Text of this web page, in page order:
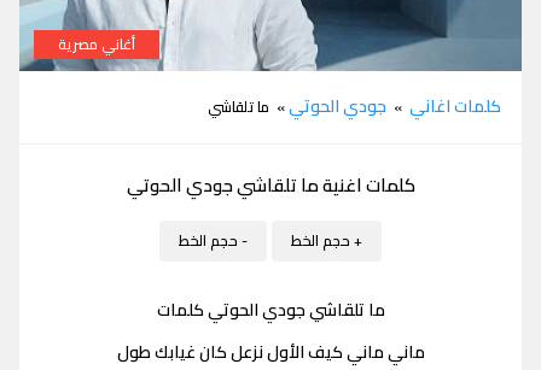
أغاني مصرية
كلمات اغاني » جودي الحوتي» ما تلقاشي
كلمات اغنية ما تلقاشي جودي الحوتي
+ حجم الخط - حجم الخط
ما تلقاشي جودي الحوتي كلمات
ماني ماني كيف الأول نزعل كان غيابك طول